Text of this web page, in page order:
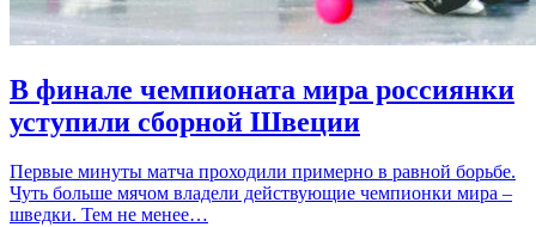
В финале чемпионата мира россиянки
уступили сборной Швеции
Первые минуты матча проходили примерно в равной борьбе.
Чуть больше мячом владели действующие чемпионки мира –
шведки. Тем не менее…